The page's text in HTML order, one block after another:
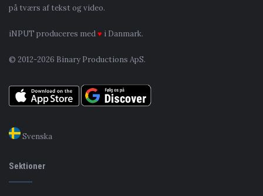
på tværs af tekst og video.
iNPUT produceres med♥ i Danmark.
© 2012-2026 Binary Productions ApS.
Svenska
Sektioner